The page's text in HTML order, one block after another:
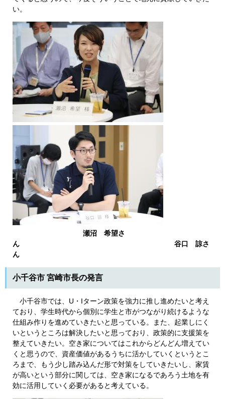
い。
瀬沼 希望さ
ん 谷口 諒さ
ん
小千谷市 宮崎市長の発言
小千谷市では、U・Iターン政策を強力に推し進めたいと考え
ており、学生時代から個別に学生と市がつながり続けるような
仕組み作りを進めていきたいと思っている。また、起業しにく
いというところは解決したいと思っており、政策的に支援策を
整えていきたい。空き家についてはこれからどんどん増えてい
くと思うので、資産価値があるうちに活かしていくというとこ
ろまで、もう少し踏み込んだ形で対策をしていきたいし、家賃
が高いという部分に関しては、空き家になるであろう土地を有
効に活用していく必要があると考えている。